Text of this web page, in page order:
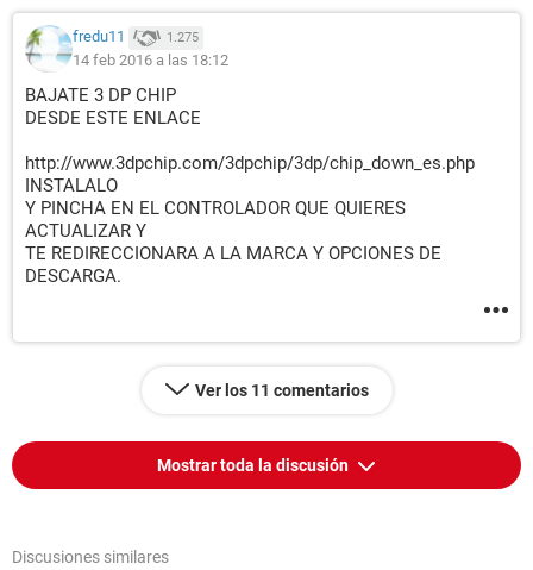
fredu11 1.275
14 feb 2016 a las 18:12
BAJATE 3 DP CHIP
DESDE ESTE ENLACE
http://www.3dpchip.com/3dpchip/3dp/chip_down_es.php
INSTALALO
Y PINCHA EN EL CONTROLADOR QUE QUIERES
ACTUALIZAR Y
TE REDIRECCIONARA A LA MARCA Y OPCIONES DE
DESCARGA.
Ver los 11 comentarios
Mostrar toda la discusión
Discusiones similares